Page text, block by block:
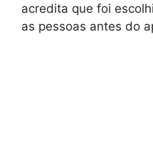
acredita que foi
as pessoas antes do